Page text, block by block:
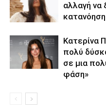
αλλαγή να
Κατερίνα
πολύ
σε μια
φάση»